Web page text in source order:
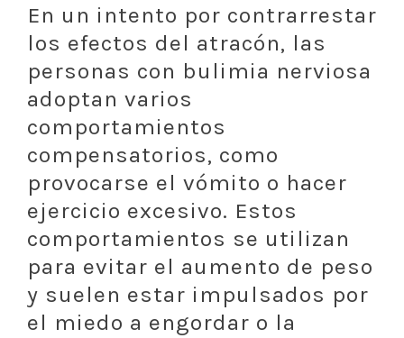
En un intento por contrarrestar
los efectos del atracón, las
personas con bulimia nerviosa
adoptan varios
comportamientos
compensatorios, como
provocarse el vómito o hacer
ejercicio excesivo. Estos
comportamientos se utilizan
para evitar el aumento de peso
y suelen estar impulsados por
el miedo a engordar o la